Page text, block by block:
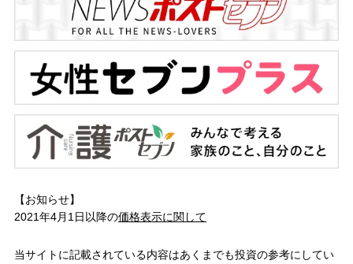
【お知らせ】
2021年4月1日以降の価格表示に関して
当サイトに記載されている内容はあくまでも投資の参考にしてい